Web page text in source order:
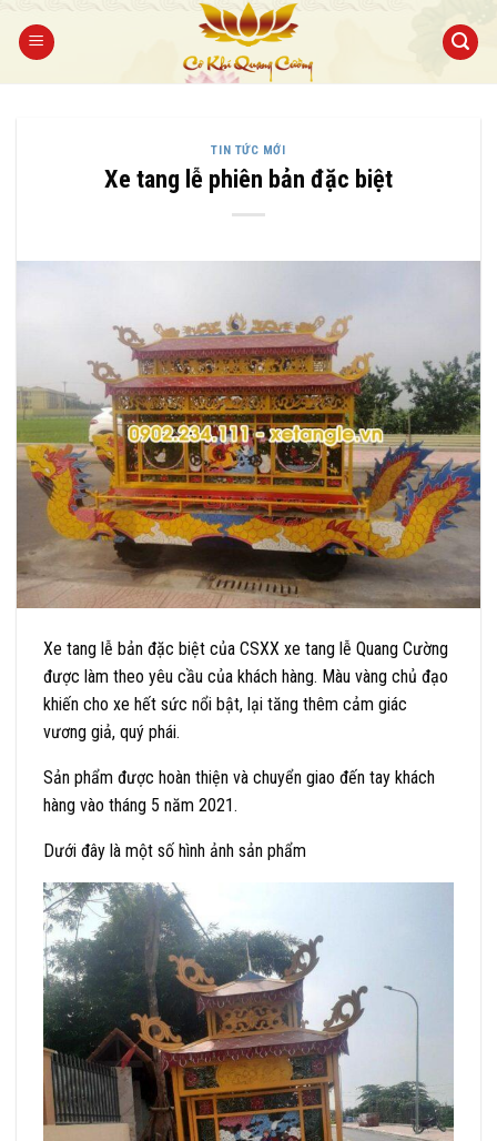
qua
TIN TỨC MỚI
Xe tang lễ phiên bản đặc biệt
Xe tang lễ bản đặc biệt của CSXX xe tang lễ Quang Cường
được làm theo yêu cầu của khách hàng. Màu vàng chủ đạo
khiến cho xe hết sức nổi bật, lại tăng thêm cảm giác
vương giả, quý phái.
Sản phẩm được hoàn thiện và chuyển giao đến tay khách
hàng vào tháng 5 năm 2021.
Dưới đây là một số hình ảnh sản phẩm